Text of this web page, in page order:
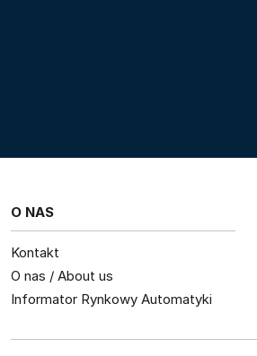
O NAS
Kontakt
O nas / About us
Informator Rynkowy Automatyki